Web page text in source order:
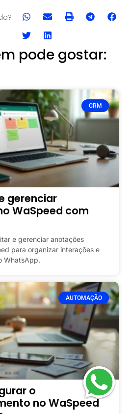
pode gostar:
CRM
gerenciar
WaSpeed com
e gerenciar anotações
para organizar interações e
WhatsApp.
AUTOMAÇÃO
o
no WaSpeed